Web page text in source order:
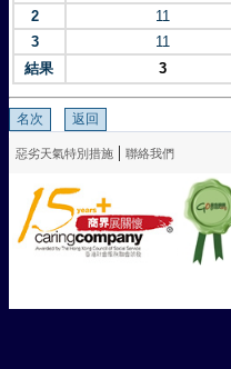
2
11
3
11
結果
3